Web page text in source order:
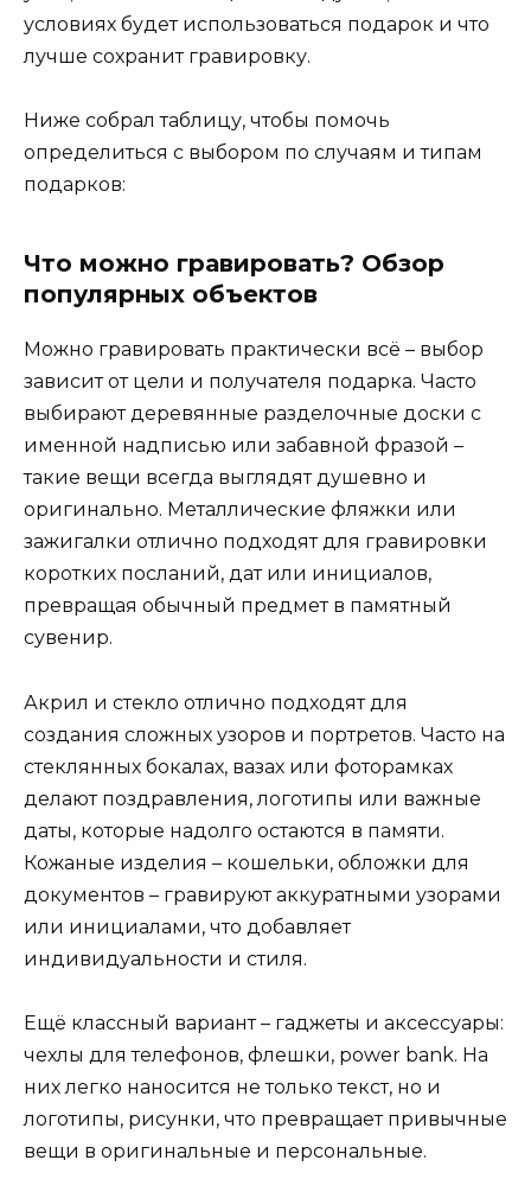
условиях будет использоваться подарок и что
лучше сохранит гравировку.
Ниже собрал таблицу, чтобы помочь
определиться с выбором по случаям и типам
подарков:
Что можно гравировать? Обзор
популярных объектов
Можно гравировать практически всё – выбор
зависит от цели и получателя подарка. Часто
выбирают деревянные разделочные доски с
именной надписью или забавной фразой –
такие вещи всегда выглядят душевно и
оригинально. Металлические фляжки или
зажигалки отлично подходят для гравировки
коротких посланий, дат или инициалов,
превращая обычный предмет в памятный
сувенир.
Акрил и стекло отлично подходят для
создания сложных узоров и портретов. Часто на
стеклянных бокалах, вазах или фоторамках
делают поздравления, логотипы или важные
даты, которые надолго остаются в памяти.
Кожаные изделия – кошельки, обложки для
документов – гравируют аккуратными узорами
или инициалами, что добавляет
индивидуальности и стиля.
Ещё классный вариант – гаджеты и аксессуары:
чехлы для телефонов, флешки, power bank. На
них легко наносится не только текст, но и
логотипы, рисунки, что превращает привычные
вещи в оригинальные и персональные.